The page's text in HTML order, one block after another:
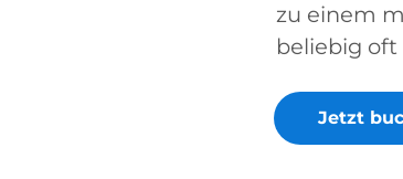
zu einem
beliebig oft
Jetzt